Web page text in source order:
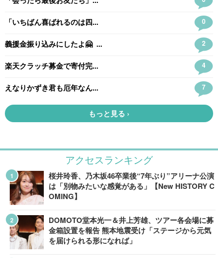
アクセスランキング
桜井玲香、乃木坂46卒業後“7年ぶり”アリーナ公演
は「別物みたいな感覚がある」【New HISTORY C
OMING】
DOMOTO堂本光一＆井上芳雄、ツアー各会場に募
金箱設置を報告 熊本地震受け「ステージから元気
を届けられる形になれば」